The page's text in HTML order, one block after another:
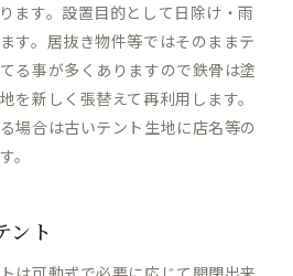
ます。設置目的として日除け・雨
す。居抜き物件等ではそのままテ
る事が多くありますので鉄骨は塗
を新しく張替えて再利用します。
場合は古いテント生地に店名等の
。
ント